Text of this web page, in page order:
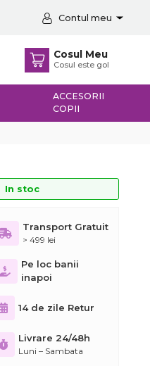
Contul meu
Cosul Meu
Cosul este gol
ACCESORII
COPII
In stoc
Transport Gratuit
> 499 lei
Pe loc banii
inapoi
14 de zile Retur
Livrare 24/48h
Luni – Sambata